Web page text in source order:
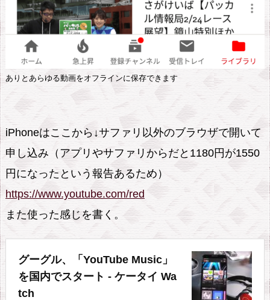
動
画
を
ダ
ウ
ー
ド
保
存
す
る
方
法
ありとあらゆる動画をオフラインに保存できます
iPhoneはここから↓サファリ以外のブラウザで開いて
申し込み（アプリやサファリからだと1180円が1550
円になったという報告あるため）
https://www.youtube.com/red
また使った感じを書く。
グーグル、「YouTube Music」
を国内でスタート - ケータイ Wa
tch